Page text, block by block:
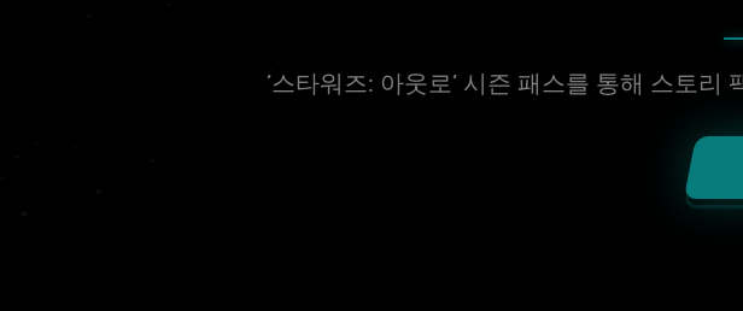
‘스타워즈: 아웃로’ 시즌 패스를 통해 스토